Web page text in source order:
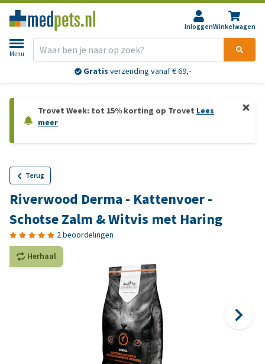
InloggenWinkelwagen
Menu
Gratis verzending vanaf € 69,-
Trovet Week: tot 15% korting op Trovet Lees
meer
Terug
Riverwood Derma - Kattenvoer -
Schotse Zalm & Witvis met Haring
2 beoordelingen
Herhaal